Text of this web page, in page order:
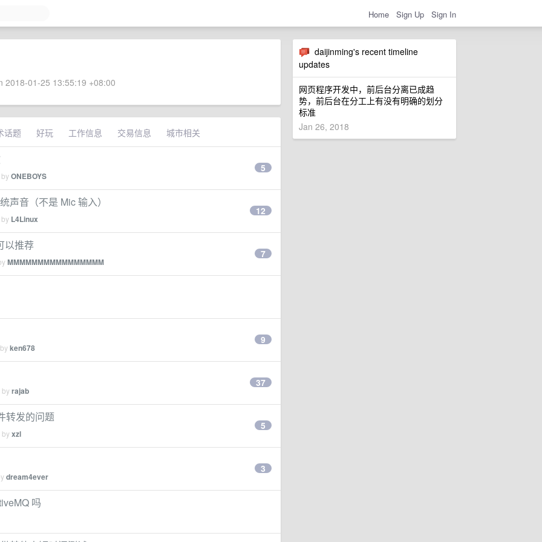
Home Sign Up Sign In
daijinming's recent timeline
updates
网页程序开发中，前后台分离已成趋
势，前后台在分工上有没有明确的划分
标准
Jan 26, 2018
2018-01-25 13:55:19 +08:00
话题 好玩 工作信息 交易信息 城市相关
ONEBOYS
5
声音（不是 Mic 输入）
L4Linux
12
以推荐
MMMMMMMMMMMMMMMM
7
ken678
9
rajab
37
转发的问题
xzl
5
dream4ever
3
吗